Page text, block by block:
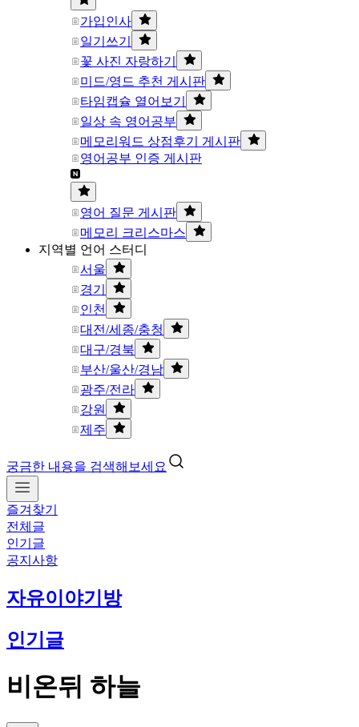
가입인사
일기쓰기
꽃 사진 자랑하기
미드/영드 추천 게시판
타임캡슐 열어보기
일상 속 영어공부
메모리워드 상점후기 게시판
영어공부 인증 게시판
영어 질문 게시판
메모리 크리스마스
지역별 언어 스터디
서울
경기
인천
대전/세종/충청
대구/경북
부산/울산/경남
광주/전라
강원
제주
궁금한 내용을 검색해보세요
즐겨찾기
전체글
인기글
공지사항
자유이야기방
인기글
비온뒤 하늘